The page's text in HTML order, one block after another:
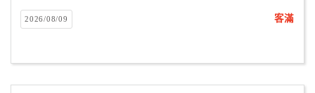
宣
傳
2026/08/09 客滿